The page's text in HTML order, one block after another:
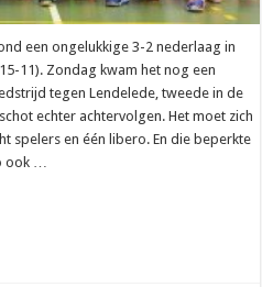
een ongelukkige 3-2 nederlaag in
11). Zondag kwam het nog een
tegen Lendelede, tweede in de
echter achtervolgen. Het moet zich
spelers en één libero. En die beperkte
ook …